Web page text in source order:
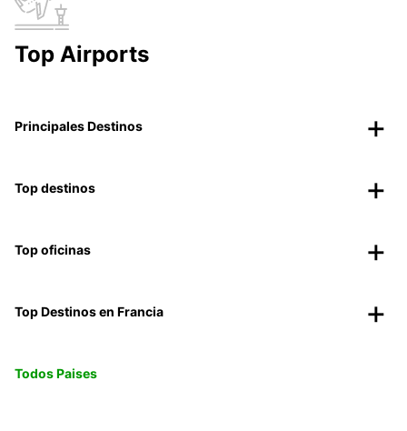
Top Airports
Principales Destinos
Top destinos
Top oficinas
Top Destinos en Francia
Todos Paises